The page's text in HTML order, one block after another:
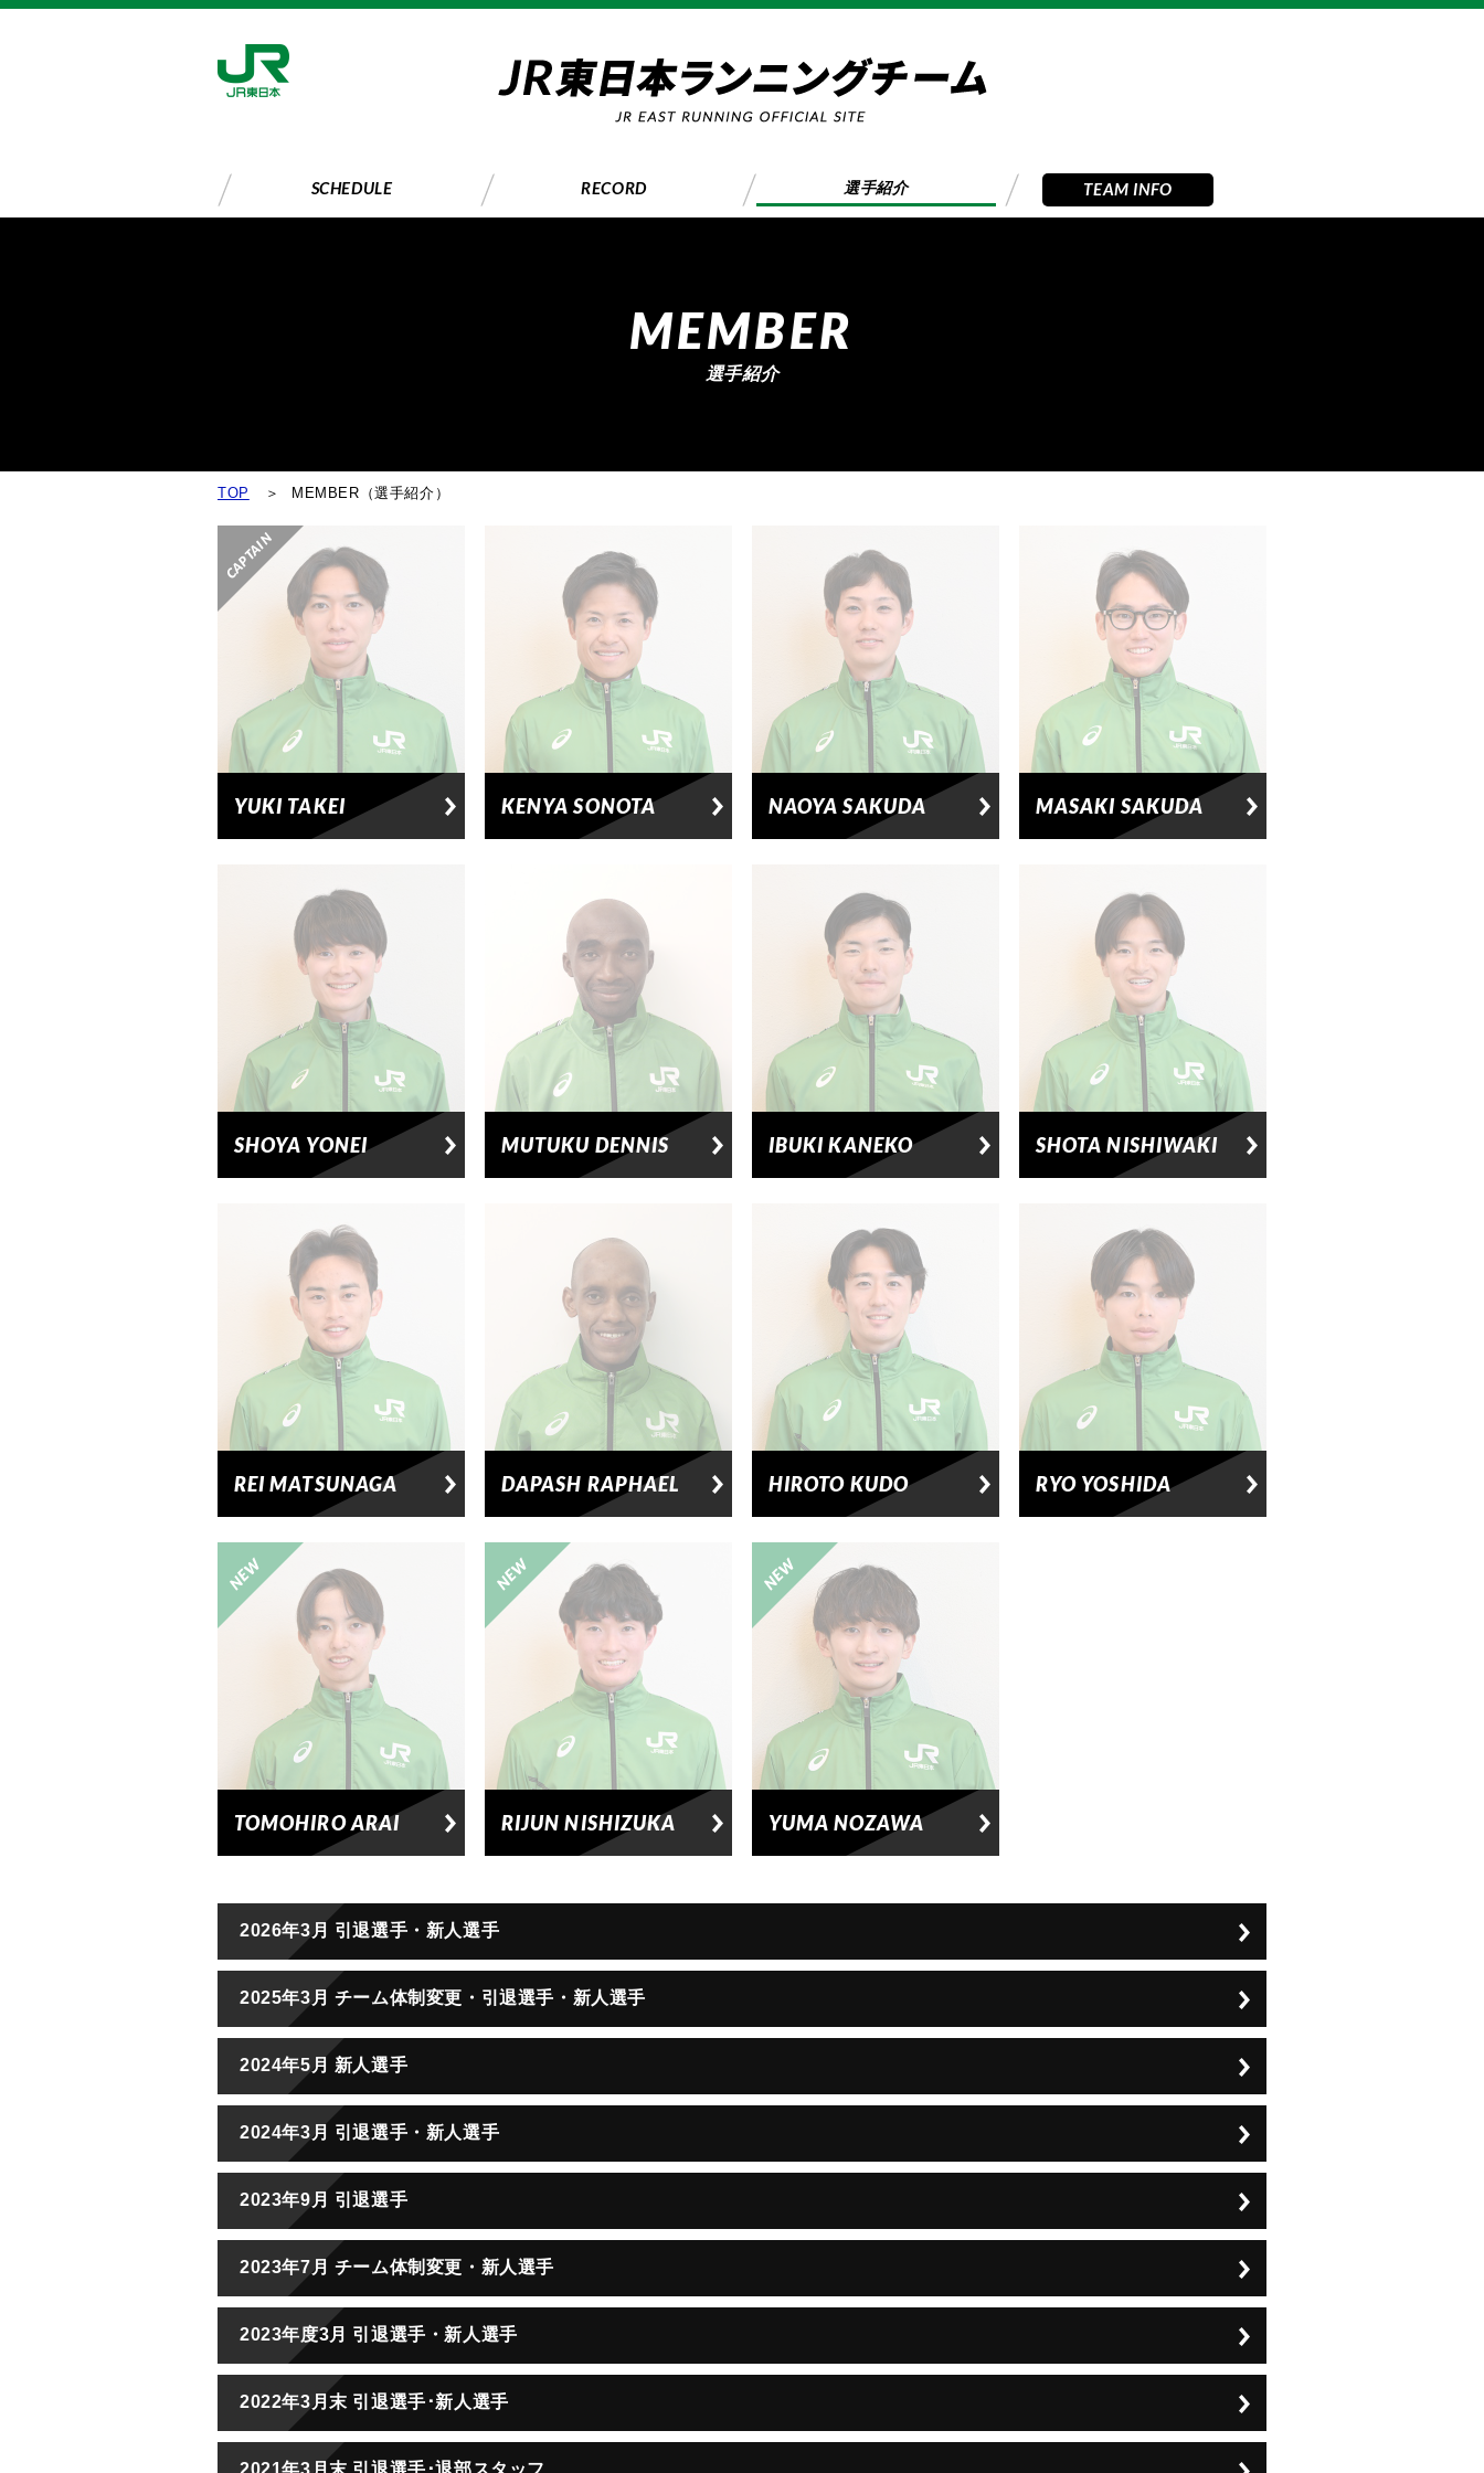
SCHEDULE RECORD 選手紹介 TEAM INFO
MEMBER
選手紹介
TOP MEMBER（選手紹介）
YUKI TAKEI KENYA SONOTA NAOYA SAKUDA MASAKI SAKUDA
SHOYA YONEI MUTUKU DENNIS IBUKI KANEKO SHOTA NISHIWAKI
REI MATSUNAGA DAPASH RAPHAEL HIROTO KUDO RYO YOSHIDA
TOMOHIRO ARAI RIJUN NISHIZUKA YUMA NOZAWA
2026年3月 引退選手・新人選手
2025年3月 チーム体制変更・引退選手・新人選手
2024年5月 新人選手
2024年3月 引退選手・新人選手
2023年9月 引退選手
2023年7月 チーム体制変更・新人選手
2023年度3月 引退選手・新人選手
2022年3月末 引退選手･新人選手
2021年3月末 引退選手･退部スタッフ